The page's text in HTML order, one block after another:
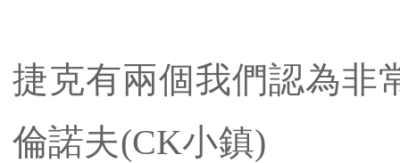
捷克有兩個我們認為非
倫諾夫(CK小鎮)